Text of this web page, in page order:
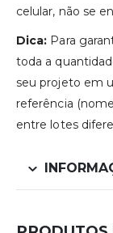
celular, não se
Dica: Para
toda a
seu projeto em
referência
entre lotes